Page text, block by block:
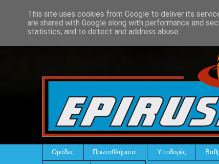
Ομάδες Πρωταθλήματα Υποδομές
This site uses cookies from Google to deliver its
are shared with Google along with performance and
statistics, and to detect and address abuse.